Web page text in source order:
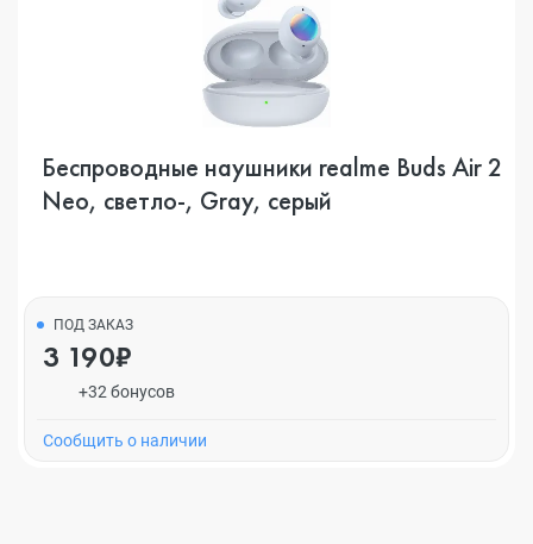
Беспроводные наушники realme Buds Air 2
Neo, светло-, Gray, серый
ПОД ЗАКАЗ
3 190₽
+32 бонусов
Cообщить о наличии